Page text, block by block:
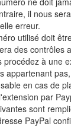
il nous
erreur.
utilisé doit
des contrôles
procédez à une
appartenant
en cas de
par
sont
PayPal